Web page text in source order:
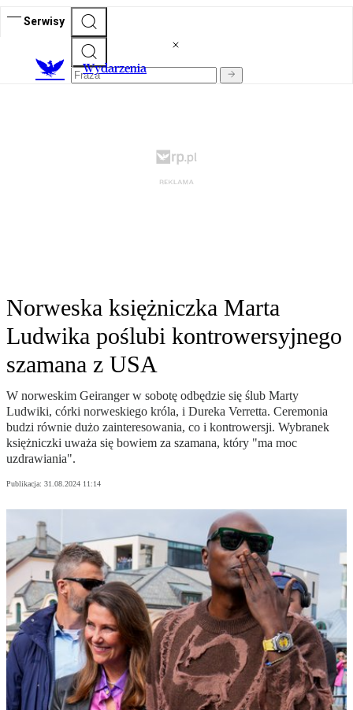
Serwisy
Wydarzenia
Norweska księżniczka Marta
Ludwika poślubi kontrowersyjnego
szamana z USA
W norweskim Geiranger w sobotę odbędzie się ślub Marty
Ludwiki, córki norweskiego króla, i Dureka Verretta. Ceremonia
budzi równie dużo zainteresowania, co i kontrowersji. Wybranek
księżniczki uważa się bowiem za szamana, który "ma moc
uzdrawiania".
Publikacja: 31.08.2024 11:14